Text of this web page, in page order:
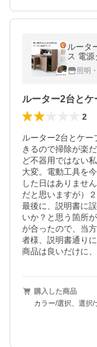
ルータ
ス 電源
収納 カ
生活照明
2
ルーター2台とケ
きるので掃除が楽
ど不器用ではない
大変。電動工具を
した日はありませ
だと思いますが）
最後に、説明書に
いか？と思う箇所
が合ったので、当
者様、説明書通り
商品は良いだけに
購入した商品
カラー/選択、選択/